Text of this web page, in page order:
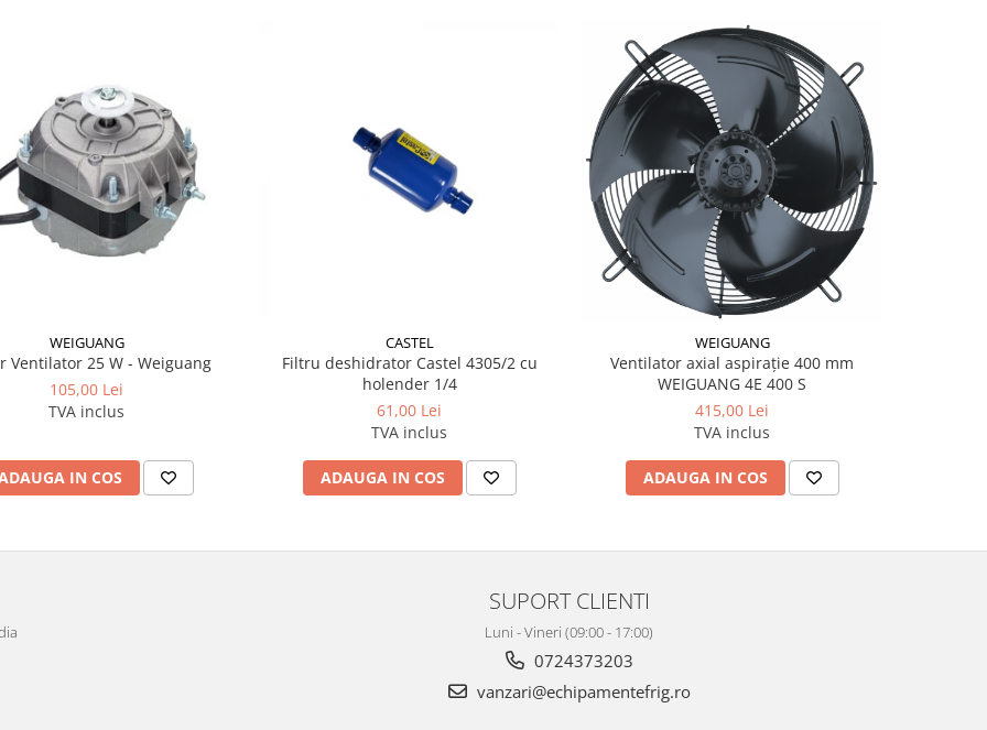
WEIGUANG
Ventilator 25 W - Weiguang
105,00 Lei
TVA inclus
IN COS
CASTEL
Filtru deshidrator Castel 4305/2 cu
holender 1/4
61,00 Lei
TVA inclus
ADAUGA IN COS
WEIGUANG
Ventilator axial aspirație 400 mm
WEIGUANG 4E 400 S
415,00 Lei
TVA inclus
ADAUGA IN COS
SUPORT CLIENTI
Luni - Vineri (09:00 - 17:00)
0724373203
vanzari@echipamentefrig.ro